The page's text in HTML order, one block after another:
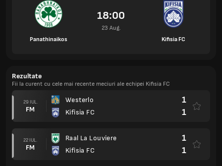
Panathinaikos
18:00
23 Aug.
Kifisia FC
Rezultate
Fii la curent cu cele mai recente meciuri ale echipei Kifisia FC
29 IUL.
FM
Westerlo
Kifisia FC
1
1
22 IUL.
FM
Raal La Louviere
Kifisia FC
1
1